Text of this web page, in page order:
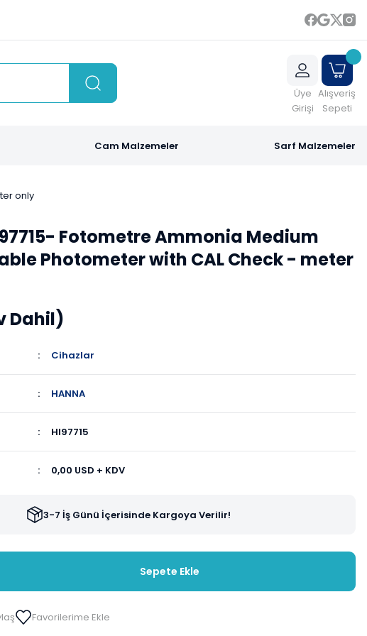
Üye
Girişi
Alışveriş
Sepeti
Cam Malzemeler Sarf Malzemeler
only
Fotometre Ammonia Medium
Photometer with CAL Check - meter
Dahil)
Cihazlar
HANNA
HI97715
0,00 USD + KDV
3-7 İş Günü İçerisinde Kargoya Verilir!
Sepete Ekle